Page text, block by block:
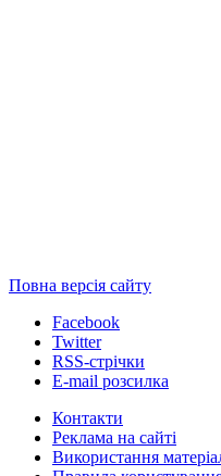
Повна версія сайту
Facebook
Twitter
RSS-стрічки
E-mail розсилка
Контакти
Реклама на сайті
Використання